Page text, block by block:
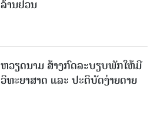
ລ້ານຢວນ
ຫວຽດນາມ ສ້າງກົດລະບຽບພັກໃຫ້ມີ
ວິທະຍາສາດ ແລະ ປະຕິບັດງ່າຍດາຍ